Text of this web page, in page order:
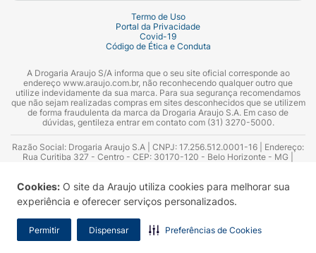
Cookies: O site da Araujo utiliza cookies para melhorar sua
experiência e oferecer serviços personalizados.
Permitir Dispensar Preferências de Cookies
Termo de Uso
Portal da Privacidade
Covid-19
Código de Ética e Conduta
A Drogaria Araujo S/A informa que o seu site oficial corresponde ao
endereço www.araujo.com.br, não reconhecendo qualquer outro que
utilize indevidamente da sua marca. Para sua segurança recomendamos
que não sejam realizadas compras em sites desconhecidos que se utilizem
de forma fraudulenta da marca da Drogaria Araujo S.A. Em caso de
dúvidas, gentileza entrar em contato com (31) 3270-5000.
Razão Social: Drogaria Araujo S.A | CNPJ: 17.256.512.0001-16 | Endereço:
Rua Curitiba 327 - Centro - CEP: 30170-120 - Belo Horizonte - MG |
Azevedo Guimarães – CRF 10.965 | Yasmin Silva Alvarenga – CRF 52.584 -
Consultor substituto: Thiago Aguiar Pinheiro - CRF Nº 13.748. Alvará
Sanitário: 2025020713 | Autorização de Funcionamento da Empresa (AFE):